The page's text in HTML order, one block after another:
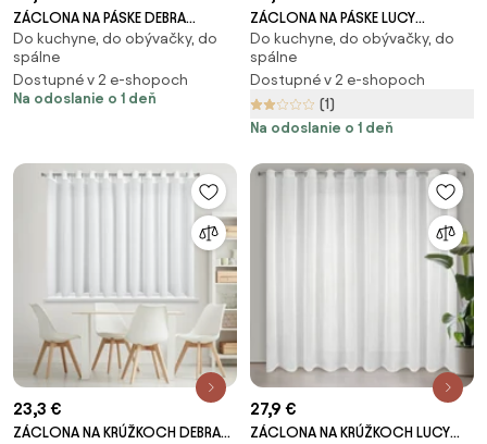
ZÁCLONA NA PÁSKE DEBRA
400X160 CM BIELA
Do kuchyne, do obývačky, do
spálne
Dostupné v 2 e-shopoch
Na odoslanie o 1 deň
ZÁCLONA NA PÁSKE LUCY
400X270 CM BIELA
Do kuchyne, do obývačky, do
spálne
Dostupné v 2 e-shopoch
(1)
Na odoslanie o 1 deň
23,3 €
ZÁCLONA NA KRÚŽKOCH DEBRA
27,9 €
ZÁCLONA NA KRÚŽKOCH LUCY